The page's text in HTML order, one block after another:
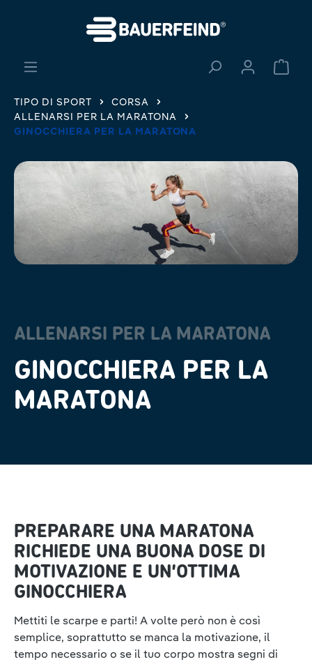
Il
TIPO DI SPORT
CORSA
ALLENARSI PER LA MARATONA
GINOCCHIERA PER LA MARATONA
ALLENARSI PER LA MARATONA
GINOCCHIERA PER LA
MARATONA
PREPARARE UNA MARATONA
RICHIEDE UNA BUONA DOSE DI
MOTIVAZIONE E UN’OTTIMA
GINOCCHIERA
Mettiti le scarpe e parti! A volte però non è così
semplice, soprattutto se manca la motivazione, il
tempo necessario o se il tuo corpo mostra segni di